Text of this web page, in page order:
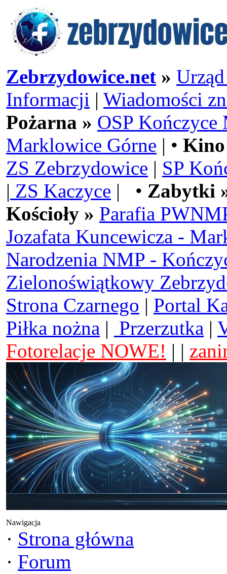
Zebrzydowice.net »
Informacji | Wiadomości
Pożarna » OSP Kończyce
Marklowice Górne | •
ZS Zebrzydowice | SP
| ZS Kaczyce | • Zabytki
Kościoły » Parafia
Jozafata Kuncewicza -
Narodzenia NMP -
Zielonoświątkowy
Strona Czarnego | Portal
Piłka nożna | Przerzutka |
Fotorelacje NOWE! | |
Nawigacja
· Strona główna
· Forum